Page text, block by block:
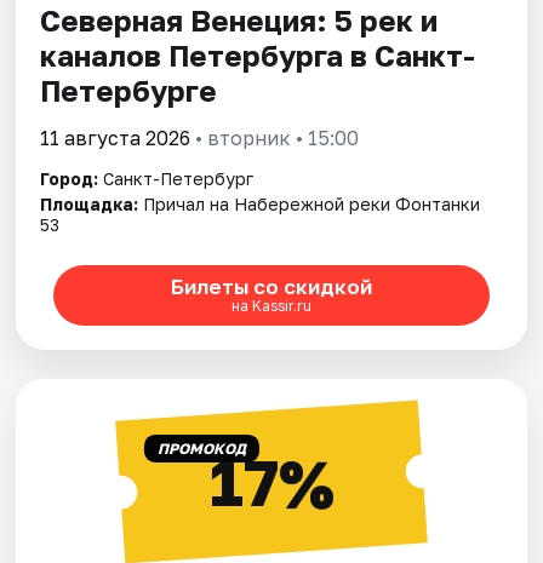
Северная Венеция: 5 рек и
каналов Петербурга в Санкт-
Петербурге
11 августа 2026 • вторник • 15:00
Город: Санкт-Петербург
Площадка: Причал на Набережной реки Фонтанки
53
Билеты со скидкой
на Kassir.ru
ПРОМОКОД17%